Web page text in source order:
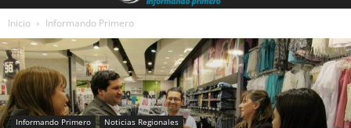
Inicio Informando Primero
Informando Primero Noticias Regionales